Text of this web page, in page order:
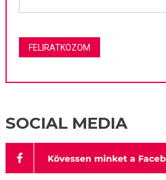
SOCIAL MEDIA